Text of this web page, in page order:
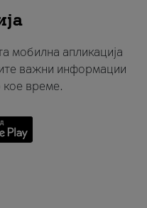
мобилна апликација
важни информации
кое време.